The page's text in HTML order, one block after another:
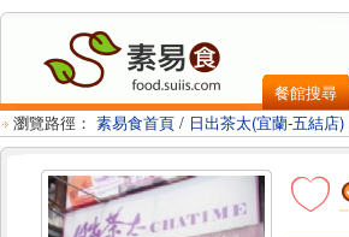
餐館搜尋
瀏覽路徑： 素易食首頁 / 日出茶太(宜蘭-五結店)